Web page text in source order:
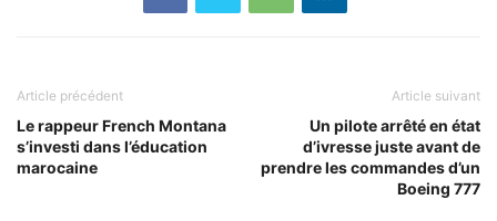
Article précédent
Le rappeur French Montana
s’investi dans l’éducation
marocaine
Article suivant
Un pilote arrêté en état
d’ivresse juste avant de
prendre les commandes d’un
Boeing 777